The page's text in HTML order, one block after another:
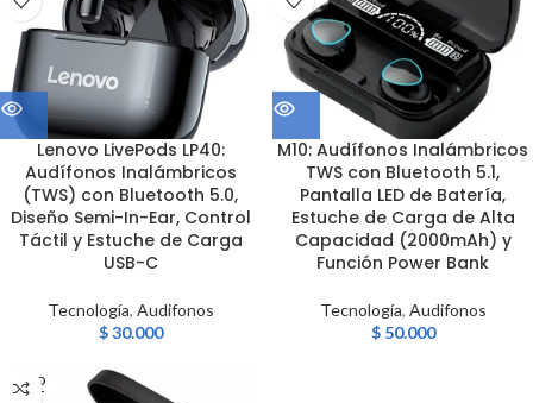
Lenovo LivePods LP40:
Audífonos Inalámbricos
(TWS) con Bluetooth 5.0,
Diseño Semi-In-Ear, Control
Táctil y Estuche de Carga
USB-C
Tecnología, Audifonos
$30.000
M10: Audífonos Inalámbricos
TWS con Bluetooth 5.1,
Pantalla LED de Batería,
Estuche de Carga de Alta
Capacidad (2000mAh) y
Función Power Bank
Tecnología, Audifonos
$50.000
SOLD
OUT